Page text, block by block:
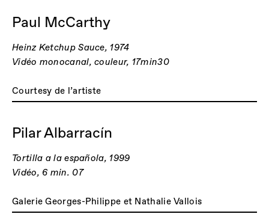
Paul McCarthy
Heinz Ketchup Sauce, 1974
Vidéo monocanal, couleur, 17min30
Courtesy de l’artiste
Pilar Albarracín
Tortilla a la española, 1999
Vidéo, 6 min. 07
Galerie Georges-Philippe et Nathalie Vallois